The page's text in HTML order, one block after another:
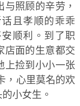
照顾的辛劳，
且孝顺的乖乖
顺利。到了职
店面的生意都交
上捡到小小一张
，心里莫名的欢
小女生。